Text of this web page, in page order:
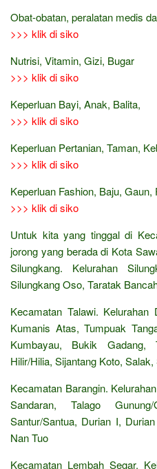
Obat-obatan, peralatan medis
>>> klik di siko
Nutrisi, Vitamin, Gizi, Bugar
>>> klik di siko
Keperluan Bayi, Anak, Balita,
>>> klik di siko
Keperluan Pertanian, Taman,
>>> klik di siko
Keperluan Fashion, Baju, Gaun,
>>> klik di siko
Untuk kita yang tinggal di
jorong yang berada di Kota
Silungkang. Kelurahan
Silungkang Oso, Taratak
Kecamatan Talawi. Kelurahan
Kumanis Atas, Tumpuak
Kumbayau, Bukik Gadang,
Hilir/Hilia, Sijantang Koto,
Kecamatan Barangin.
Sandaran, Talago
Santur/Santua, Durian I,
Nan Tuo
Kecamatan Lembah Segar.